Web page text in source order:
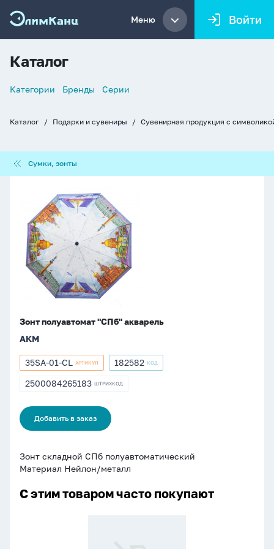
Меню Войти
Каталог
Список
Категории Бренды Серии
Каталог Подарки и сувениры Сувенирная продукция с
зонтыСумки, зонты
полуавтомат
"СПб"
акварель
Зонт полуавтомат "СПб" акварель
АКМ
Артикул
35SA-
35SA-01-CL АРТИКУЛ
Артикул
182582
182582 КОД
ШТРИХКОД
2500084265183 ШТРИХКОД
Добавить в заказ
Зонт складной СПб полуавтоматический
Материал Нейлон/металл
С этим товаром часто покупают